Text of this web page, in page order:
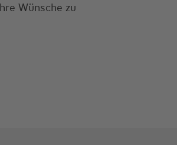
Wünsche zu